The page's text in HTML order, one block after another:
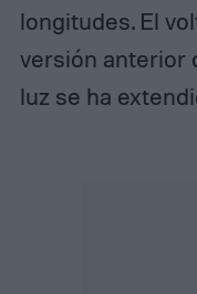
longitudes. El
versión anterior
luz se ha